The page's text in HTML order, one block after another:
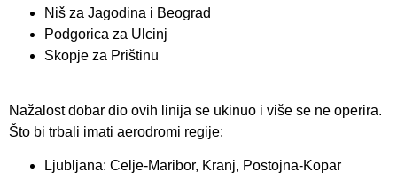
Niš za Jagodina i Beograd
Podgorica za Ulcinj
Skopje za Prištinu
Nažalost dobar dio ovih linija se ukinuo i više se ne operira.
Što bi trbali imati aerodromi regije:
Ljubljana: Celje-Maribor, Kranj, Postojna-Kopar